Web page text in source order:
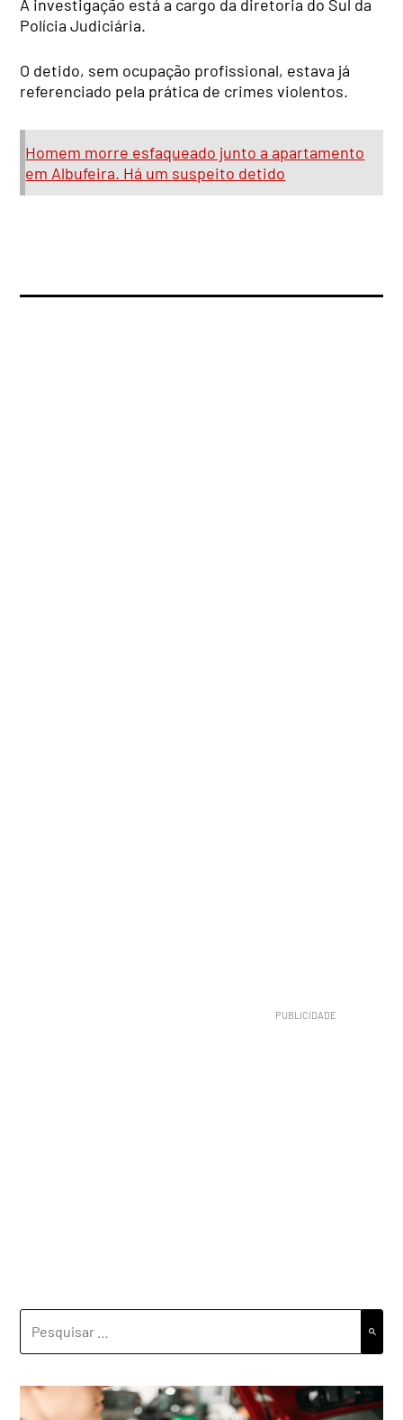
A investigação está a cargo da diretoria do Sul da
Polícia Judiciária.
O detido, sem ocupação profissional, estava já
referenciado pela prática de crimes violentos.
Homem morre esfaqueado junto a apartamento
em Albufeira. Há um suspeito detido
POR: